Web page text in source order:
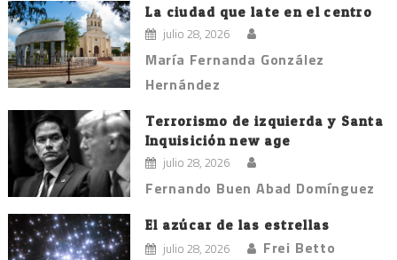
La ciudad que late en el centro
julio 28, 2026
María Fernanda González
Hernández
Terrorismo de izquierda y Santa
Inquisición new age
julio 28, 2026
Fernando Buen Abad Domínguez
El azúcar de las estrellas
julio 28, 2026 Frei Betto